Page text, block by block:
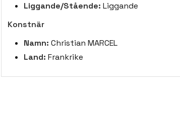
Liggande/Stående: Liggande
Konstnär
Namn: Christian MARCEL
Land: Frankrike